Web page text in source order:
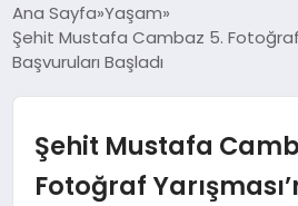
EKONOMI
MAGAZIN
Ana Sayfa Yaşam
Şehit Mustafa Cambaz 5. Fotoğraf
Başvuruları Başladı
Şehit Mustafa
Fotoğraf